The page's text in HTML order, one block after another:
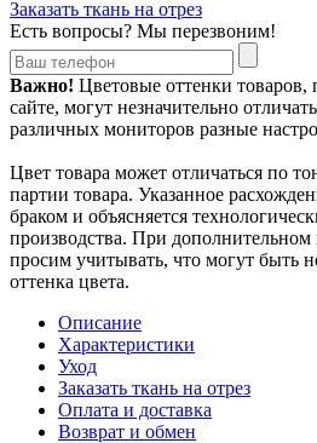
Заказать ткань на отрез
Есть вопросы? Мы перезвоним!
Важно! Цветовые оттенки
сайте, могут незначительно
различных мониторов разные
Цвет товара может отличаться по
партии товара. Указанное
браком и объясняется
производства. При дополнительном
просим учитывать, что могут быть
оттенка цвета.
Описание
Характеристики
Уход
Заказать ткань на отрез
Оплата и доставка
Возврат и обмен